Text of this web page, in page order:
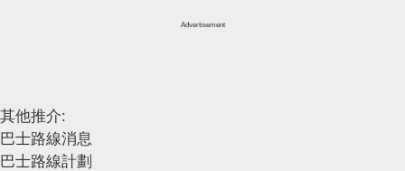
Advertisement
其他推介:
巴士路線消息
巴士路線計劃